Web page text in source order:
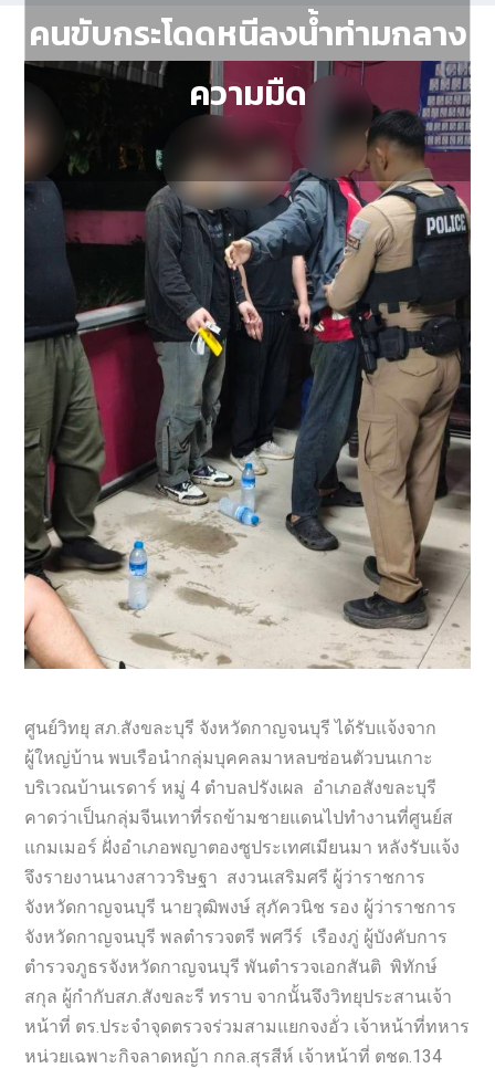
คนขับกระโดดหนีลงน้ำท่ามกลาง
ความมืด
ศูนย์วิทยุ สภ.สังขละบุรี จังหวัดกาญจนบุรี ได้รับแจ้งจาก
ผู้ใหญ่บ้าน พบเรือนำกลุ่มบุคคลมาหลบซ่อนตัวบนเกาะ
บริเวณบ้านเรดาร์ หมู่ 4 ตำบลปรังเผล อำเภอสังขละบุรี
คาดว่าเป็นกลุ่มจีนเทาที่รถข้ามชายแดนไปทำงานที่ศูนย์ส
แกมเมอร์ ฝั่งอำเภอพญาตองซูประเทศเมียนมา หลังรับแจ้ง
จึงรายงานนางสาววริษฐา สงวนเสริมศรี ผู้ว่าราชการ
จังหวัดกาญจนบุรี นายวุฒิพงษ์ สุภัควนิช รอง ผู้ว่าราชการ
จังหวัดกาญจนบุรี พลตำรวจตรี พศวีร์ เรืองภู่ ผู้บังคับการ
ตำรวจภูธรจังหวัดกาญจนบุรี พันตำรวจเอกสันติ พิทักษ์
สกุล ผู้กำกับสภ.สังขละรี ทราบ จากนั้นจึงวิทยุประสานเจ้า
หน้าที่ ตร.ประจำจุดตรวจร่วมสามแยกจงอั่ว เจ้าหน้าที่ทหาร
หน่วยเฉพาะกิจลาดหญ้า กกล.สุรสีห์ เจ้าหน้าที่ ตชด.134